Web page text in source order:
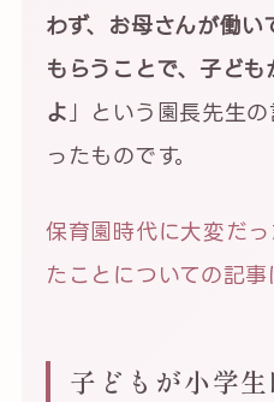
わず、お母さんが働
もらうことで、子ど
よ 」という園長先生
ったものです。
保育園時代に大変だ
たことについての記事
子どもが小学